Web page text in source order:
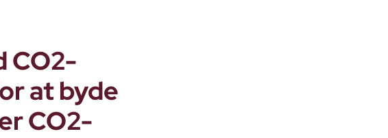
CO2-
at byde
CO2-